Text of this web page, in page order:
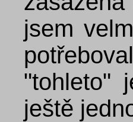
jsem
"tohleto"
ještě